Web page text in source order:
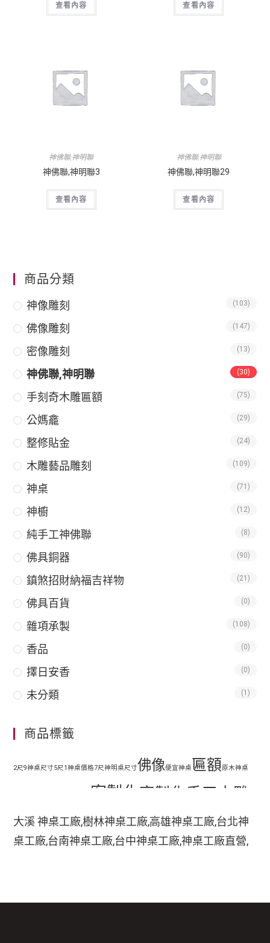
查看內容 查看內容
神佛聯,神明聯
神佛聯,神明聯3
查看內容
神佛聯,神明聯
神佛聯,神明聯29
查看內容
商品分類
神像雕刻 (103)
佛像雕刻 (147)
密像雕刻 (13)
神佛聯,神明聯 (30)
手刻奇木雕匾額 (75)
公媽龕 (29)
整修貼金 (24)
木雕藝品雕刻 (109)
神桌 (71)
神櫥 (12)
純手工神佛聯 (8)
佛具銅器 (90)
鎮煞招財納福吉祥物 (21)
佛具百貨 (0)
雜項承製 (108)
香品 (0)
擇日安香 (0)
未分類 (1)
商品標籤
2尺9神桌尺寸5尺1神桌價格7尺神明桌尺寸佛像便宜神桌匾額原木神桌
客製化 客製化手工木雕
匾額客製化手工雕刻匾額客製化整修貼金彩
手工木
木雕
大溪 神桌工廠,樹林神桌工廠,高雄神桌工廠,台北神
桌工廠,台南神桌工廠,台中神桌工廠,神桌工廠直營,